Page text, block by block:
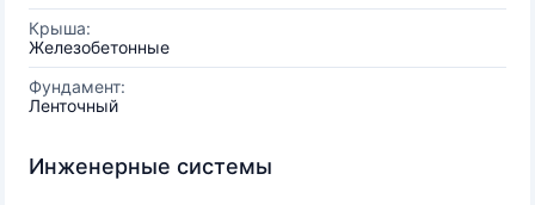
Крыша:
Железобетонные
Фундамент:
Ленточный
Инженерные системы